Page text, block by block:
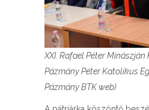
XXI. Rafael Péter
Pázmány Péter Katolikus
Pázmány BTK web)